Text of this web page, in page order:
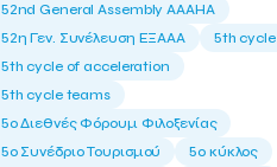
52nd General Assembly AAAHA
52η Γεν. Συνέλευση ΕΞΑΑΑ
5th cycle
5th cycle of acceleration
5th cycle teams
5ο Διεθνές Φόρουμ Φιλοξενίας
5ο Συνέδριο Τουρισμού
5ο κύκλος